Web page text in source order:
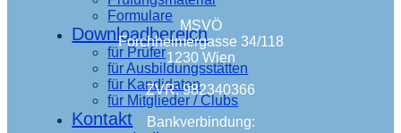
Formulare
Downloadbereich
für Prüfer
für Ausbildungsstätten
für Kandidaten
für Mitglieder / Clubs
Kontakt
MSVÖ
Forchheimergasse 34/118
1230 Wien
ZVR: 982340366
Bankverbindung: